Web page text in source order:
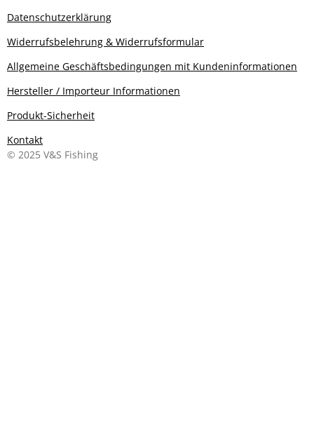
Datenschutzerklärung
Widerrufsbelehrung & Widerrufsformular
Allgemeine Geschäftsbedingungen mit Kundeninformationen
Hersteller / Importeur Informationen
Produkt-Sicherheit
Kontakt
© 2025 V&S Fishing